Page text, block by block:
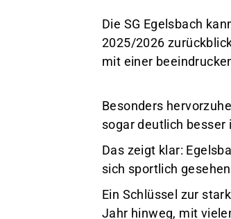
Die SG Egelsbach
2025/2026
mit einer
Besonders
sogar deutlich besser
Das zeigt klar:
sich sportlich
Ein Schlüssel zur
Jahr hinweg, mit